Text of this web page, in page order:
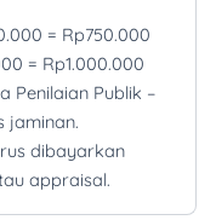
= Rp750.000
= Rp1.000.000
Penilaian Publik –
jaminan.
dibayarkan
appraisal.